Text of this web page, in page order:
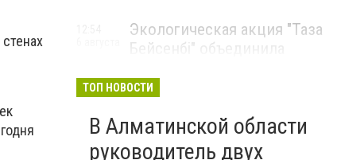
Экологическая акция "Таза
Бейсенбі" объединила
Алматинской области
ТОП НОВОСТИ
В Алматинской области
руководитель двух